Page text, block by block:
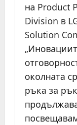
на Product
Division в
Solution
околната
ръка за